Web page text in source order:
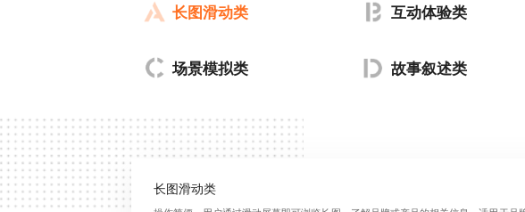
长图滑动类 互动体验类
场景模拟类 故事叙述类
长图滑动类